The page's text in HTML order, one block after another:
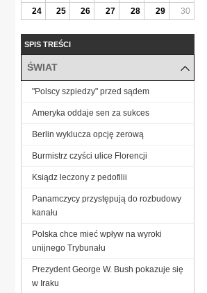
24
25 26 27 28 29 30
SPIS TREŚCI
ŚWIAT
"Polscy szpiedzy" przed sądem
Ameryka oddaje sen za sukces
Berlin wyklucza opcję zerową
Burmistrz czyści ulice Florencji
Ksiądz leczony z pedofilii
Panamczycy przystępują do rozbudowy
kanału
Polska chce mieć wpływ na wyroki
unijnego Trybunału
Prezydent George W. Bush pokazuje się
w Iraku